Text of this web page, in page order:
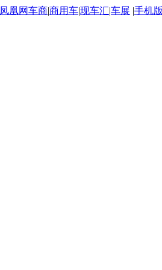
凤凰网车商|商用车|现车汇|车展 |手机版